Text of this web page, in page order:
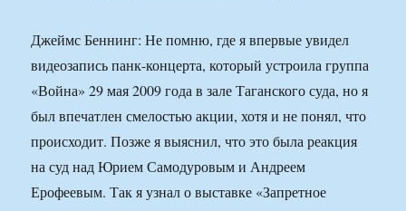
Джеймс Беннинг: Не помню, где я впервые увидел
видеозапись панк-концерта, который устроила группа
«Война» 29 мая 2009 года в зале Таганского суда, но я
был впечатлен смелостью акции, хотя и не понял, что
происходит. Позже я выяснил, что это была реакция
на суд над Юрием Самодуровым и Андреем
Ерофеевым. Так я узнал о выставке «Запретное